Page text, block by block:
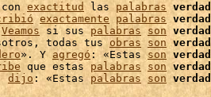
exactitud las palabras
exactamente palabras
Veamos si sus palabras son
todas tus obras son
». Y agregó : «Estas son
que estas palabras son
dijo : «Estas palabras son